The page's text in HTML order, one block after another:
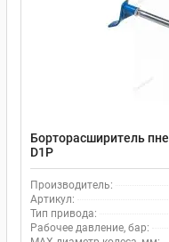
Борторасширитель
D1P
Производитель:
Артикул:
Тип привода:
Рабочее давление, бар: